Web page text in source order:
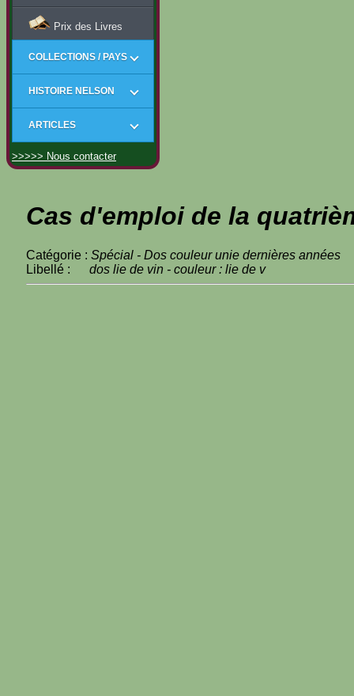
Prix des Livres
COLLECTIONS / PAYS
HISTOIRE NELSON
ARTICLES
>>>>> Nous contacter
Cas d'emploi de la
Catégorie : Spécial - Dos couleur unie dernières années
Libellé : dos lie de vin - couleur : lie de v